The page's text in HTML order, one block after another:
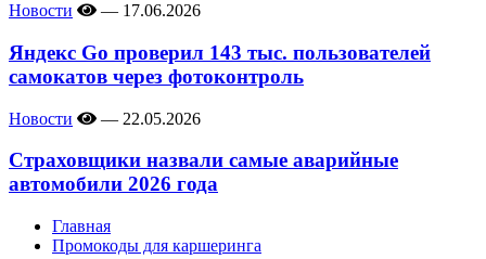
Новости — 17.06.2026
Яндекс Go проверил 143 тыс. пользователей
самокатов через фотоконтроль
Новости — 22.05.2026
Страховщики назвали самые аварийные
автомобили 2026 года
Главная
Промокоды для каршеринга